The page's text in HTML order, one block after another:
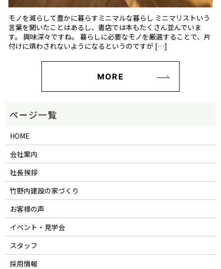
モノを減らして豊かに暮らすミニマルな暮らし ミニマリストいう
言葉を聞いたことはあるし、書店では本もたくさん並んでいま
す。 興味深々ですね。 暮らしに必要なモノを厳選することで、片
付けに煩わされないようになるというのですが […]
MORE
HOME
会社案内
社長挨拶
竹野内建設の家づくり
お客様の声
イベント・見学会
スタッフ
採用情報